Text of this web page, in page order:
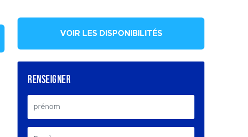
VOIR LES DISPONIBILITÉS
RENSEIGNER